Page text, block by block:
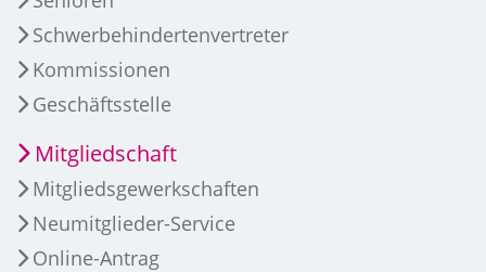
Schwerbehindertenvertreter
Kommissionen
Geschäftsstelle
Mitgliedschaft
Mitgliedsgewerkschaften
Neumitglieder-Service
Online-Antrag